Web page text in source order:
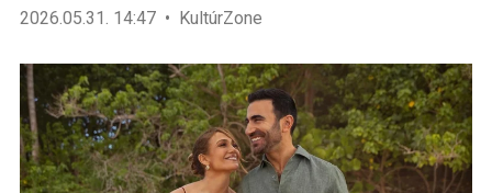
2026.05.31. 14:47 KultúrZone